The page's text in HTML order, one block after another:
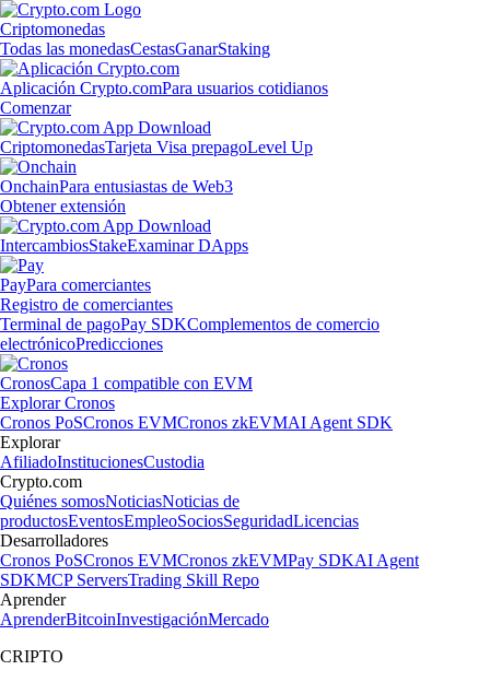
Criptomonedas
Todas las monedasCestasGanarStaking
Aplicación Crypto.comPara usuarios cotidianos
Comenzar
CriptomonedasTarjeta Visa prepagoLevel Up
OnchainPara entusiastas de Web3
Obtener extensión
IntercambiosStakeExaminar DApps
PayPara comerciantes
Registro de comerciantes
Terminal de pagoPay SDKComplementos de comercio
electrónicoPredicciones
CronosCapa 1 compatible con EVM
Explorar Cronos
Cronos PoSCronos EVMCronos zkEVMAI Agent SDK
Explorar
AfiliadoInstitucionesCustodia
Crypto.com
Quiénes somosNoticiasNoticias de
productosEventosEmpleoSociosSeguridadLicencias
Desarrolladores
Cronos PoSCronos EVMCronos zkEVMPay SDKAI Agent
SDKMCP ServersTrading Skill Repo
Aprender
AprenderBitcoinInvestigaciónMercado
CRIPTO